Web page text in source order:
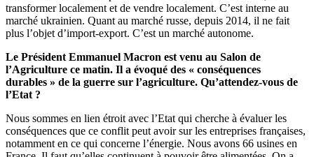
transformer localement et de vendre localement. C’est interne au
marché ukrainien. Quant au marché russe, depuis 2014, il ne fait
plus l’objet d’import-export. C’est un marché autonome.
Le Président Emmanuel Macron est venu au Salon de
l’Agriculture ce matin. Il a évoqué des « conséquences
durables » de la guerre sur l’agriculture. Qu’attendez-vous de
l’Etat ?
Nous sommes en lien étroit avec l’Etat qui cherche à évaluer les
conséquences que ce conflit peut avoir sur les entreprises françaises,
notamment en ce qui concerne l’énergie. Nous avons 66 usines en